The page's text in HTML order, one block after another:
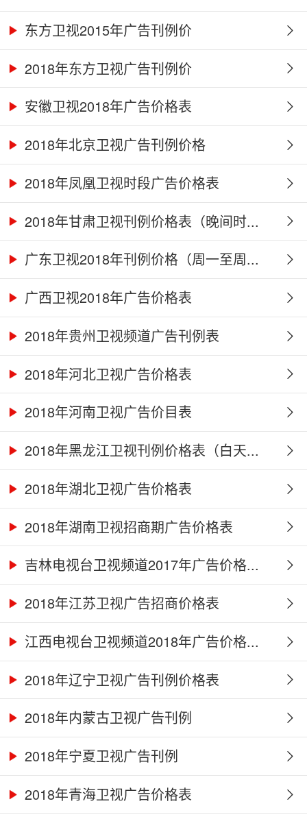
东方卫视2015年广告刊例价
2018年东方卫视广告刊例价
安徽卫视2018年广告价格表
2018年北京卫视广告刊例价格
2018年凤凰卫视时段广告价格表
2018年甘肃卫视刊例价格表（晚间时...
广东卫视2018年刊例价格（周一至周...
广西卫视2018年广告价格表
2018年贵州卫视频道广告刊例表
2018年河北卫视广告价格表
2018年河南卫视广告价目表
2018年黑龙江卫视刊例价格表（白天...
2018年湖北卫视广告价格表
2018年湖南卫视招商期广告价格表
吉林电视台卫视频道2017年广告价格...
2018年江苏卫视广告招商价格表
江西电视台卫视频道2018年广告价格...
2018年辽宁卫视广告刊例价格表
2018年内蒙古卫视广告刊例
2018年宁夏卫视广告刊例
2018年青海卫视广告价格表